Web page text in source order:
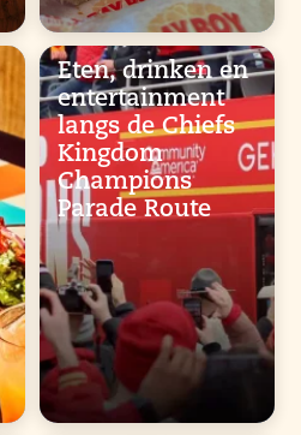
Eten, drinken en
entertainment
langs de Chiefs
Kingdom
Champions
Parade Route